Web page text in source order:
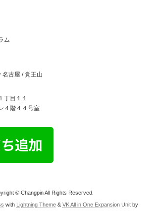
ム
名古屋 / 覚王山
丁目１１
４階４４号室
© Changpin All Rights Reserved.
with Lightning Theme& VK All in One Expansion Unitby